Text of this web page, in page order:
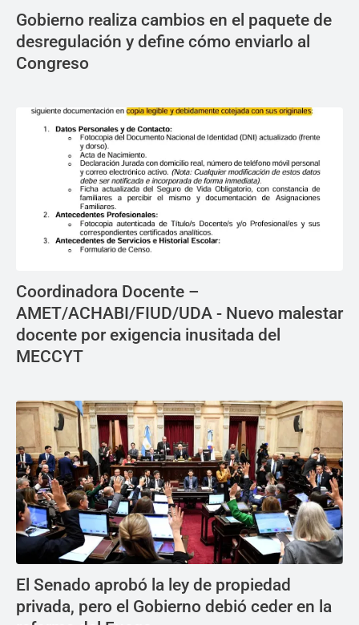
Gobierno realiza cambios en el paquete de
desregulación y define cómo enviarlo al
Congreso
Coordinadora Docente –
AMET/ACHABI/FIUD/UDA - Nuevo malestar
docente por exigencia inusitada del
MECCYT
El Senado aprobó la ley de propiedad
privada, pero el Gobierno debió ceder en la